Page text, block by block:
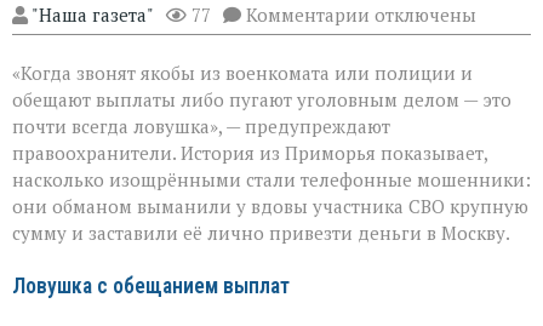
"Наша газета" 77 Комментарии к
записи
сыграли
на
самом
больном»:
вдова
военного
лишилась
миллионов
из‑за
отключены
«Когда звонят якобы из военкомата или полиции и
обещают выплаты либо пугают уголовным делом — это
почти всегда ловушка», — предупреждают
правоохранители. История из Приморья показывает,
насколько изощрёнными стали телефонные мошенники:
они обманом выманили у вдовы участника СВО крупную
сумму и заставили её лично привезти деньги в Москву.
Ловушка с обещанием выплат